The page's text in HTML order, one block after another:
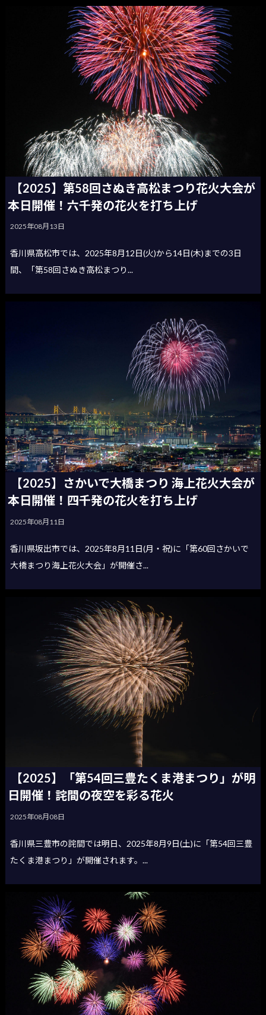
【2025】第58回さぬき高松まつり花火大会が
本日開催！六千発の花火を打ち上げ
2025年08月13日
香川県高松市では、2025年8月12日(火)から14日(木)までの3日
間、「第58回さぬき高松まつり...
【2025】さかいで大橋まつり 海上花火大会が
本日開催！四千発の花火を打ち上げ
2025年08月11日
香川県坂出市では、2025年8月11日(月・祝)に「第60回さかいで
大橋まつり海上花火大会」が開催さ...
【2025】「第54回三豊たくま港まつり」が明
日開催！詫間の夜空を彩る花火
2025年08月08日
香川県三豊市の詫間では明日、2025年8月9日(土)に「第54回三豊
たくま港まつり」が開催されます。...